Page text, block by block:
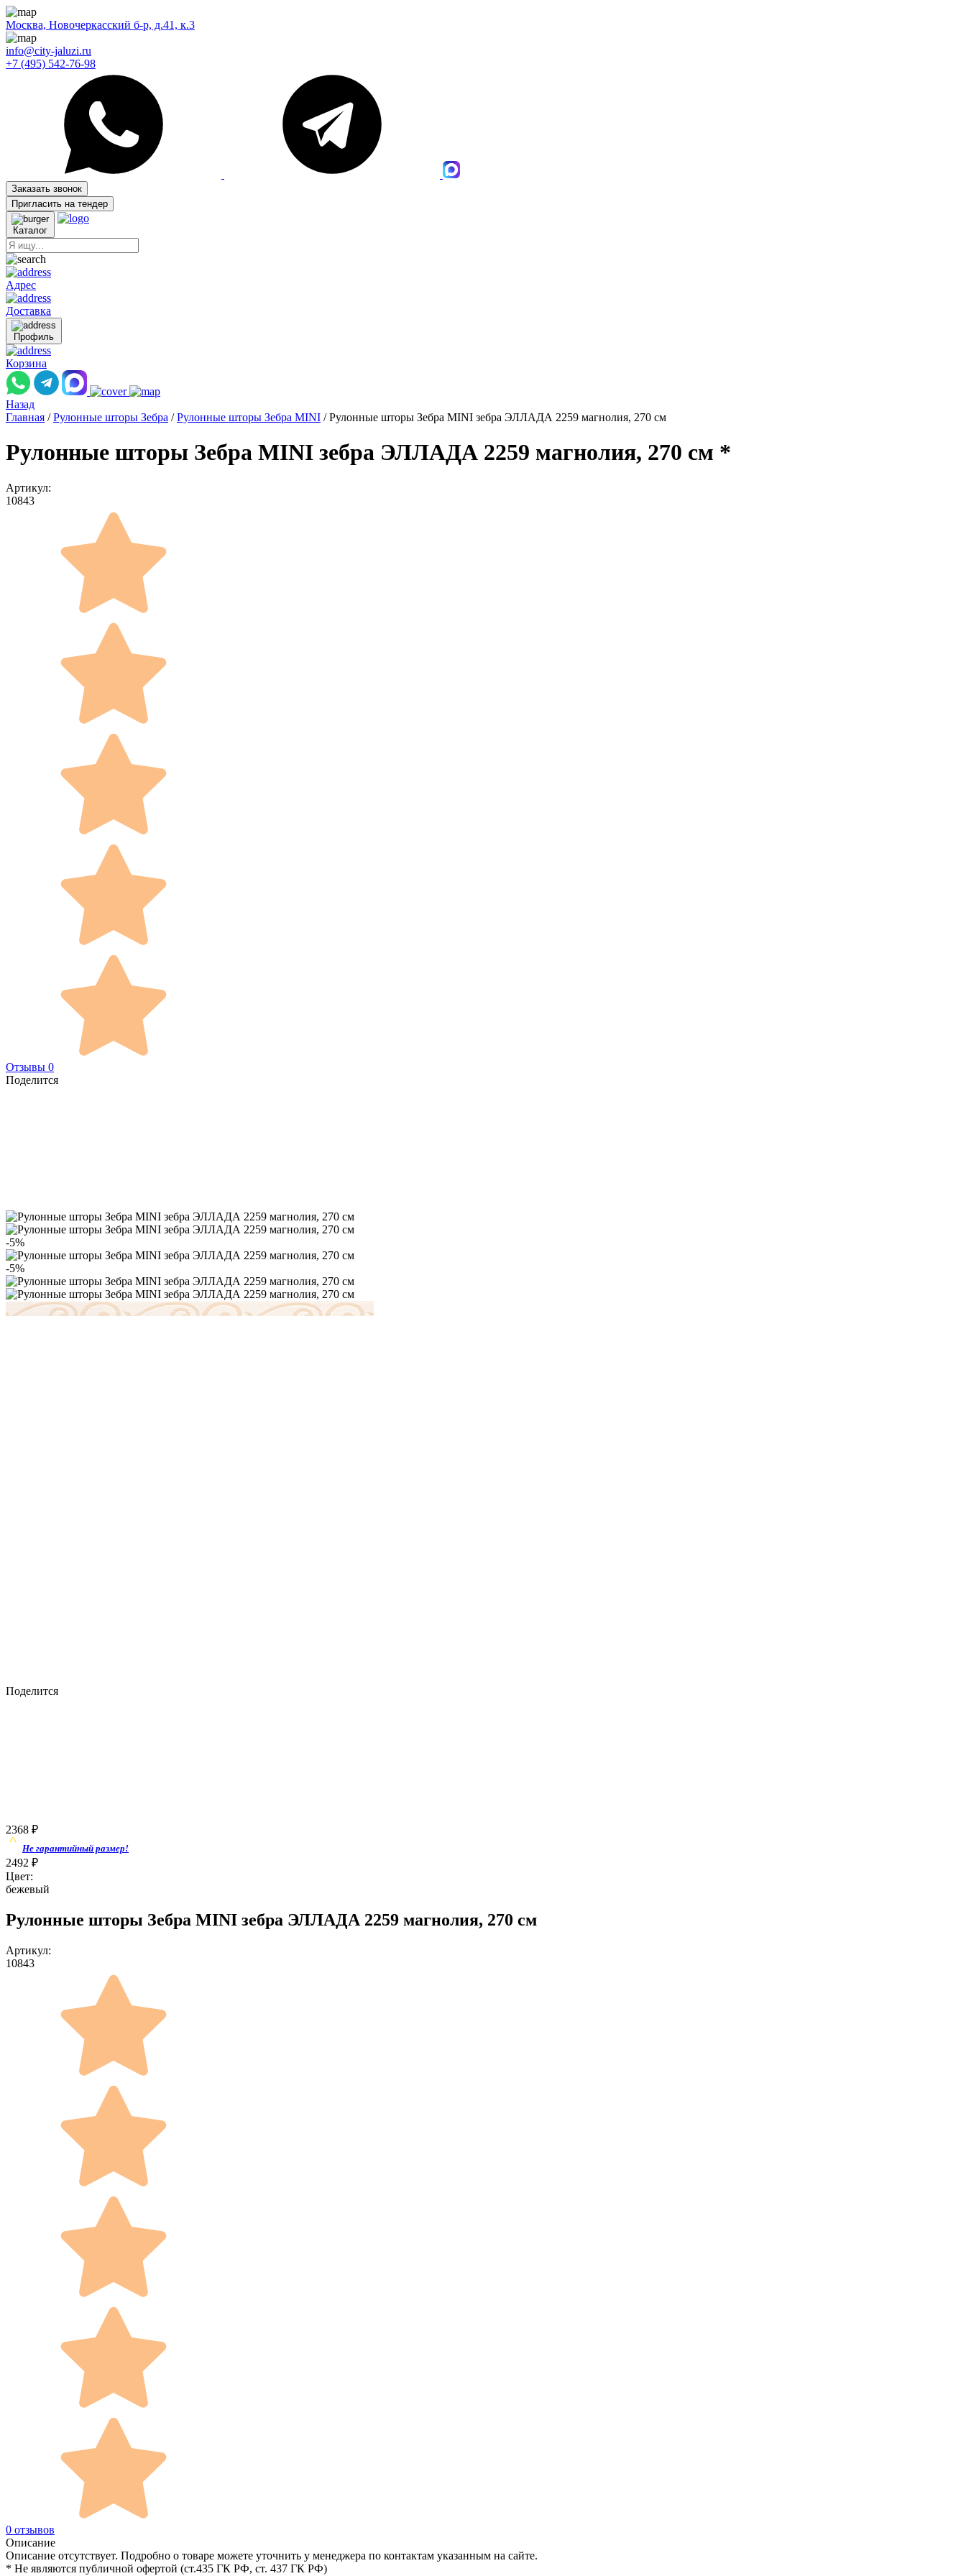
Москва, Новочеркасский б-р, д.41, к.3
info@city-jaluzi.ru
+7 (495) 542-76-98
Заказать звонок
Пригласить на тендер
Каталог
Адрес
Доставка
Профиль
Корзина
Назад
Главная / Рулонные шторы Зебра / Рулонные шторы Зебра MINI / Рулонные шторы Зебра MINI зебра ЭЛЛАДА 2259 магнолия, 270 см
Рулонные шторы Зебра MINI зебра ЭЛЛАДА 2259 магнолия, 270 см *
Артикул:
10843
Отзывы 0
Поделится
-5%
-5%
Поделится
2368 ₽
Не гарантийный размер!
2492 ₽
Цвет:
бежевый
Рулонные шторы Зебра MINI зебра ЭЛЛАДА 2259 магнолия, 270 см
Артикул:
10843
0 отзывов
Описание
Описание отсутствует. Подробно о товаре можете уточнить у менеджера по контактам указанным на сайте.
* Не являются публичной офертой (ст.435 ГК РФ, cт. 437 ГК РФ)